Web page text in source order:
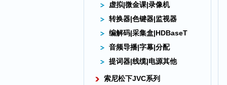
虚拟|微金课|录像机
转换器|色键器|监视器
编解码|采集盒|HDBaseT
音频导播|字幕|分配
提词器|线缆|电源其他
索尼松下JVC系列